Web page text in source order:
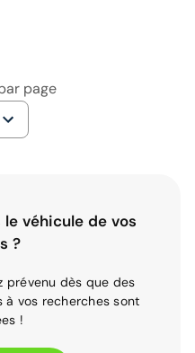
page
véhicule de vos
?
prévenu dès que des
vos recherches sont
!